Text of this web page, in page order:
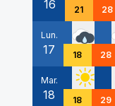
16 21 28
Lun.
17 18 28
Mar.
18 18 29